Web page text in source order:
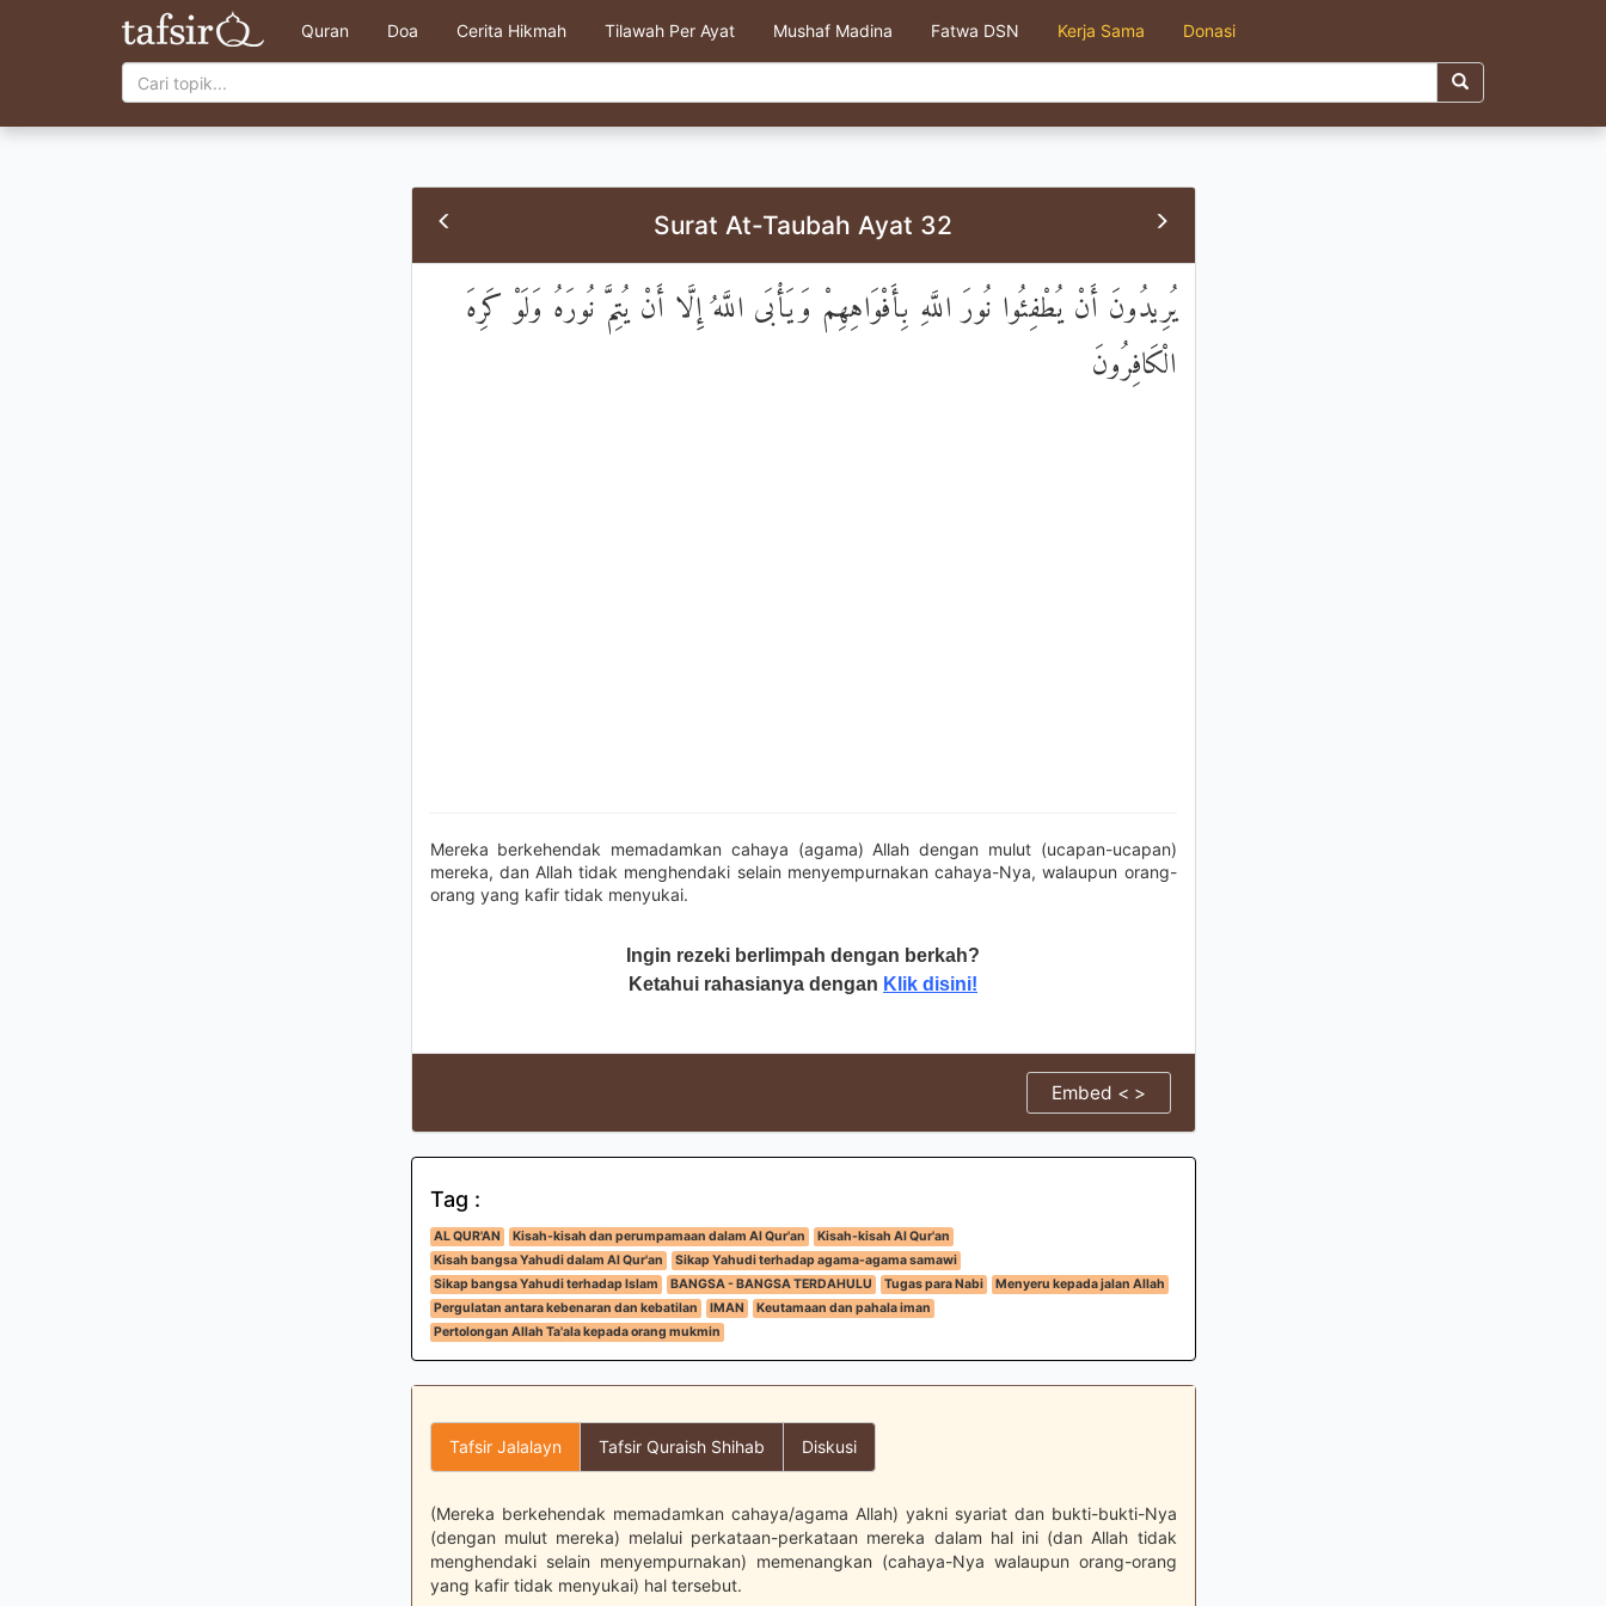
Quran Doa Cerita Hikmah Tilawah Per Ayat Mushaf Madina Fatwa DSN Kerja Sama Donasi
Surat At-Taubah Ayat 32
يُرِيدُونَ أَنْ يُطْفِئُوا نُورَ اللَّهِ بِأَفْوَاهِهِمْ وَيَأْبَى اللَّهُ إِلَّا أَنْ يُتِمَّ نُورَهُ وَلَوْ كَرِهَ
الْكَافِرُونَ
Mereka berkehendak memadamkan cahaya (agama) Allah dengan mulut (ucapan-ucapan)
mereka, dan Allah tidak menghendaki selain menyempurnakan cahaya-Nya, walaupun orang-
orang yang kafir tidak menyukai.
Ingin rezeki berlimpah dengan berkah?
Ketahui rahasianya dengan Klik disini!
Embed < >
Tag :
AL QUR'AN Kisah-kisah dan perumpamaan dalam Al Qur'an
Kisah-kisah Al Qur'an
Kisah bangsa Yahudi dalam Al Qur'an
Sikap Yahudi terhadap agama-agama samawi
Sikap bangsa Yahudi terhadap Islam
BANGSA - BANGSA TERDAHULU Tugas para Nabi
Menyeru kepada jalan Allah
Pergulatan antara kebenaran dan kebatilan
IMAN
Keutamaan dan pahala iman
Pertolongan Allah Ta'ala kepada orang mukmin
Tafsir Jalalayn Tafsir Quraish Shihab Diskusi
(Mereka berkehendak memadamkan cahaya/agama Allah) yakni syariat dan bukti-bukti-Nya
(dengan mulut mereka) melalui perkataan-perkataan mereka dalam hal ini (dan Allah tidak
menghendaki selain menyempurnakan) memenangkan (cahaya-Nya walaupun orang-orang
yang kafir tidak menyukai) hal tersebut.